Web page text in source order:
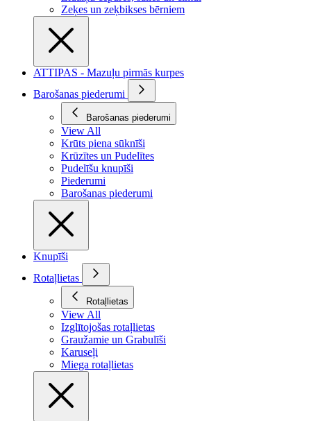
Zeķes un zeķbikses bērniem
ATTIPAS - Mazuļu pirmās kurpes
Barošanas piederumi
Barošanas piederumi
View All
Krūts piena sūknīši
Krūzītes un Pudelītes
Pudelīšu knupīši
Piederumi
Barošanas piederumi
Knupīši
Rotaļlietas
Rotaļlietas
View All
Izglītojošas rotaļlietas
Graužamie un Grabulīši
Karuseļi
Miega rotaļlietas